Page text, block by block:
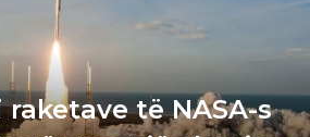
të NASA-s